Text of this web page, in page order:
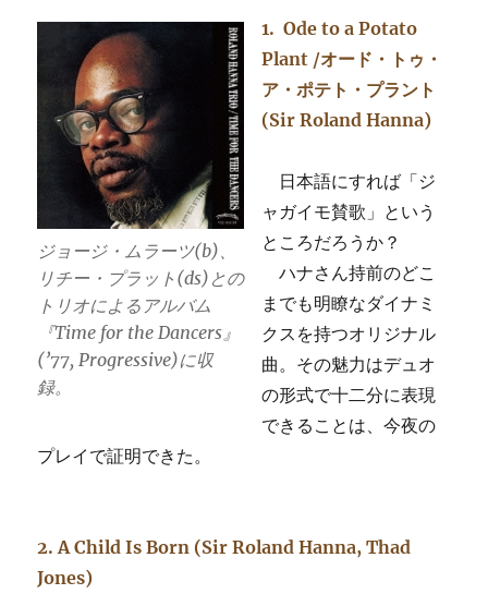
ジョージ・ムラーツ(b)、
リチー・プラット(ds)との
トリオによるアルバム
『Time for the Dancers』
(’77, Progressive)に収
録。
1. Ode to a Potato
Plant /オード・トゥ・
ア・ポテト・プラント
(Sir Roland Hanna)
日本語にすれば「ジ
ャガイモ賛歌」という
ところだろうか？
ハナさん持前のどこ
までも明瞭なダイナミ
クスを持つオリジナル
曲。その魅力はデュオ
の形式で十二分に表現
できることは、今夜の
プレイで証明できた。
2. A Child Is Born (Sir Roland Hanna, Thad
Jones)